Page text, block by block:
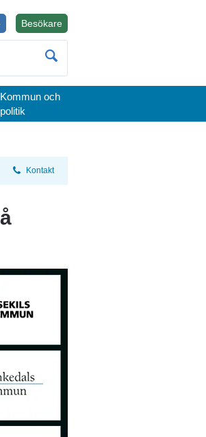
BesökareÖppnas i nytt fönster.
Kommun och
politik
Kontakt